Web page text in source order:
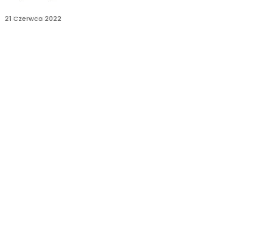
21 Czerwca 2022